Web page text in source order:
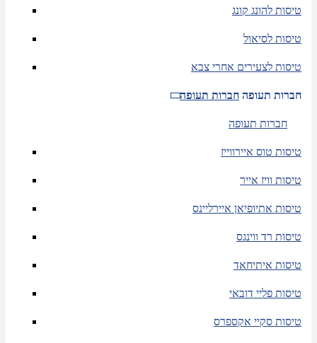
טיסות להונג קונג
טיסות לסיאול
טיסות לצעירים אחרי צבא
חברות תעופה חברות תעופה
חברות תעופה
טיסות טוס איירווייז
טיסות וויז אייר
טיסות אתיופיאן איירליינס
טיסות רד ווינגס
טיסות איתיחאד
טיסות פליי דובאי
טיסות סקיי אקספרס